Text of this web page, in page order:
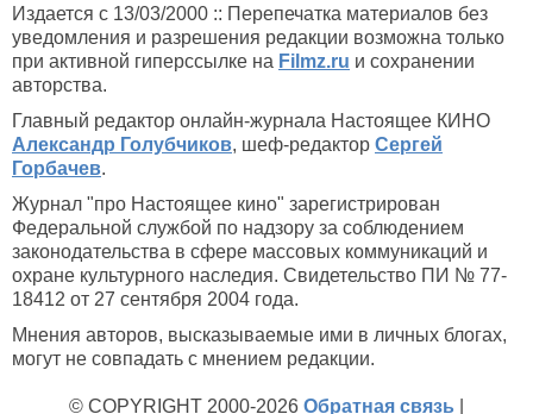
Издается с 13/03/2000 :: Перепечатка материалов без
уведомления и разрешения редакции возможна только
при активной гиперссылке на Filmz.ru и сохранении
авторства.
Главный редактор онлайн-журнала Настоящее КИНО
Александр Голубчиков, шеф-редактор Сергей
Горбачев.
Журнал "про Настоящее кино" зарегистрирован
Федеральной службой по надзору за соблюдением
законодательства в сфере массовых коммуникаций и
охране культурного наследия. Свидетельство ПИ № 77-
18412 от 27 сентября 2004 года.
Мнения авторов, высказываемые ими в личных блогах,
могут не совпадать с мнением редакции.
© COPYRIGHT 2000-2026 Обратная связь